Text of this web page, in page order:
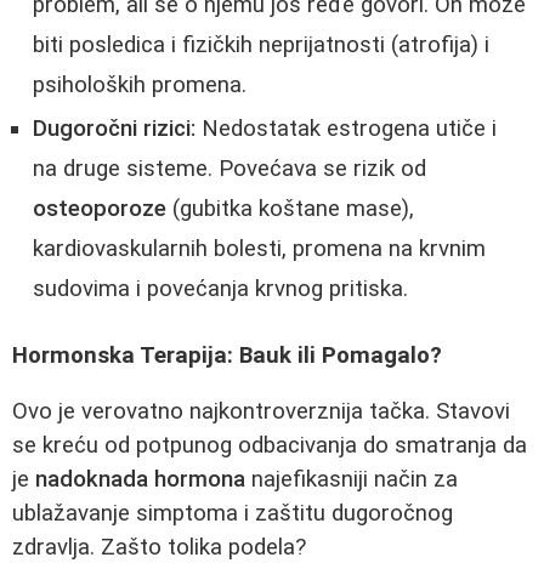
biti posledica i fizičkih neprijatnosti (atrofija) i
psiholoških promena.
Dugoročni rizici: Nedostatak estrogena utiče i
na druge sisteme. Povećava se rizik od
osteoporoze (gubitka koštane mase),
kardiovaskularnih bolesti, promena na krvnim
sudovima i povećanja krvnog pritiska.
Hormonska Terapija: Bauk ili Pomagalo?
Ovo je verovatno najkontroverznija tačka. Stavovi
se kreću od potpunog odbacivanja do smatranja da
je nadoknada hormona najefikasniji način za
ublažavanje simptoma i zaštitu dugoročnog
zdravlja. Zašto tolika podela?